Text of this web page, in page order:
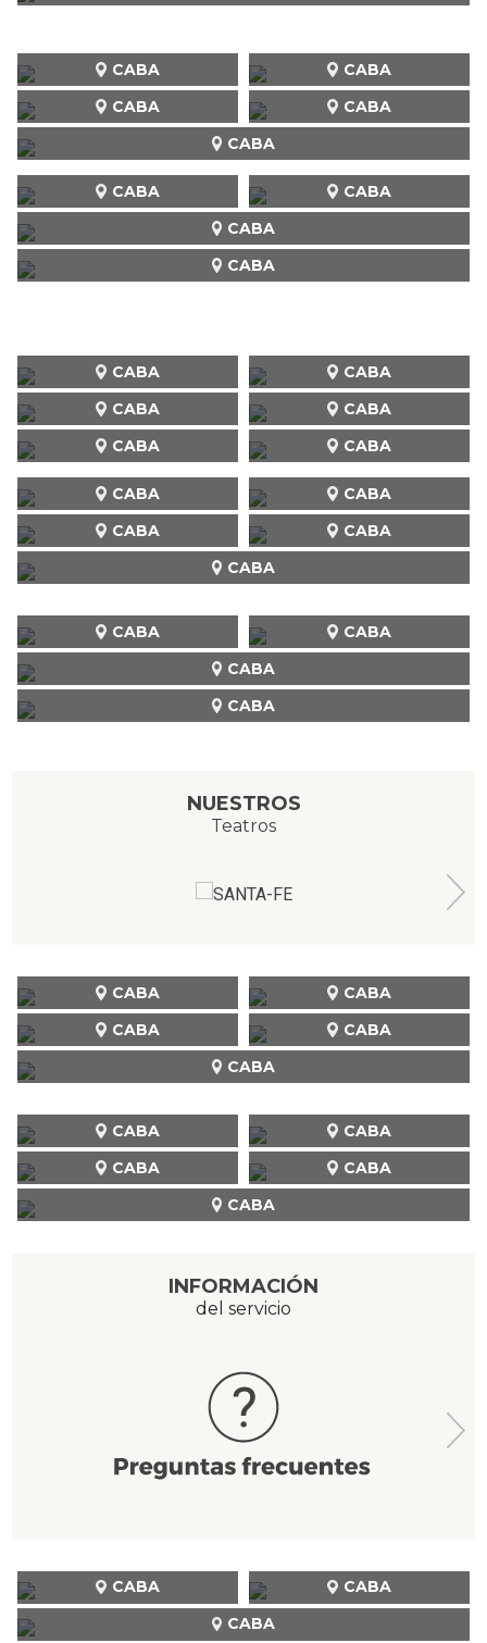
CABA CABA
CABA
CABA CABA
CABA
CABA CABA
CABA
CABA
CABA
CABA
CABA
CABA
CABA
CABA CABA
CABA
CABA CABA
CABA
CABA CABA
CABA
NUESTROS
Teatros
CABA
CABA
CABA
CABA
CABA
CABA
CABA
CABA
CABA
CABA
INFORMACIÓN
del servicio
CABA
CABA CABA